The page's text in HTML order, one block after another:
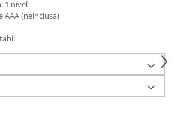
1 nivel
AAA (neinclusa)